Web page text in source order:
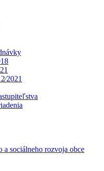
a sociálneho rozvoja obce